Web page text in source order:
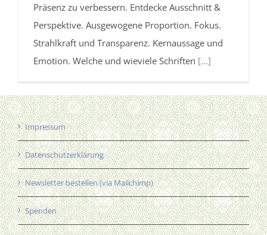
Präsenz zu verbessern. Entdecke Ausschnitt &
Perspektive. Ausgewogene Proportion. Fokus.
Strahlkraft und Transparenz. Kernaussage und
Emotion. Welche und wieviele Schriften [...]
Impressum
Datenschutzerklärung
Newsletter bestellen (via Mailchimp)
Spenden